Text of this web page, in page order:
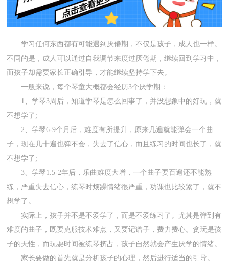
学习任何东西都有可能遇到厌倦期，不仅是孩子，成人也一样。
不同的是，成人可以通过自我调节来度过厌倦期，继续回到学习中，
而孩子却需要家长正确引导，才能继续坚持学下去。
一般来说，每个琴童大概都会经历3个厌学期：
1、学琴3周后，知道学琴是怎么回事了，并没想象中的好玩，就
不想学了;
2、学琴6-9个月后，难度有所提升，原来几遍就能弹会一个曲
子，现在几十遍也弹不会，失去了信心，而且练习的时间也长了，就
不想学了;
3、学琴1.5-2年后，乐曲难度大增，一个曲子要百遍还不能熟
练，严重失去信心，练琴时烦躁情绪很严重，功课也比较紧了，就不
想学了。
实际上，孩子并不是不爱学了，而是不爱练习了。尤其是弹到有
难度的曲子，既要克服技术难点，又要记谱子，费力费心。贪玩是孩
子的天性，而玩耍时间被练琴挤占，孩子自然就会产生厌学的情绪。
家长要做的首先就是分析孩子的心理，然后进行适当的引导。